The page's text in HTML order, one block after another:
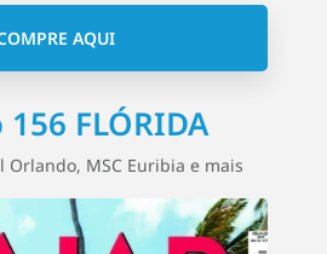
AQUI
156 FLÓRIDA
Orlando, MSC Euribia e mais